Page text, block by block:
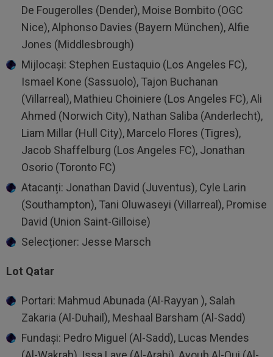
De Fougerolles (Dender), Moise Bombito (OGC
Nice), Alphonso Davies (Bayern München), Alfie
Jones (Middlesbrough)
Mijlocași: Stephen Eustaquio (Los Angeles FC),
Ismael Kone (Sassuolo), Tajon Buchanan
(Villarreal), Mathieu Choiniere (Los Angeles FC), Ali
Ahmed (Norwich City), Nathan Saliba (Anderlecht),
Liam Millar (Hull City), Marcelo Flores (Tigres),
Jacob Shaffelburg (Los Angeles FC), Jonathan
Osorio (Toronto FC)
Atacanți: Jonathan David (Juventus), Cyle Larin
(Southampton), Tani Oluwaseyi (Villarreal), Promise
David (Union Saint-Gilloise)
Selecționer: Jesse Marsch
Lot Qatar
Portari: Mahmud Abunada (Al-Rayyan ), Salah
Zakaria (Al-Duhail), Meshaal Barsham (Al-Sadd)
Fundași: Pedro Miguel (Al-Sadd), Lucas Mendes